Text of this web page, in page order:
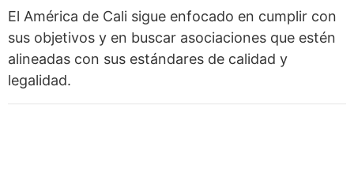
El América de Cali sigue enfocado en cumplir con
sus objetivos y en buscar asociaciones que estén
alineadas con sus estándares de calidad y
legalidad.